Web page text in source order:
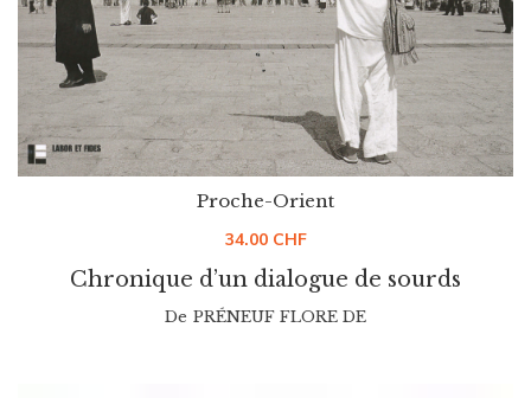
Chronique d’un dialogue de sourds
Proche-Orient
34.00 CHF
De PRÉNEUF FLORE DE